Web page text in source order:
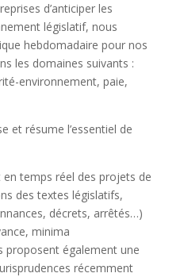
d’anticiper les
législatif, nous
hebdomadaire pour nos
les domaines suivants :
environnement, paie,
et résume l’essentiel de
temps réel des projets de
des textes législatifs,
décrets, arrêtés…)
minima
proposent également une
récemment